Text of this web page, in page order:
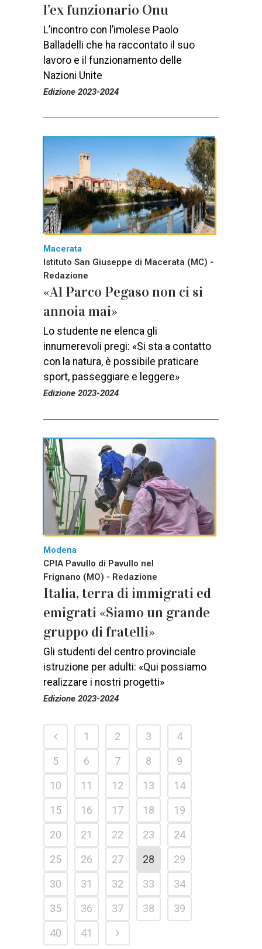
l’ex funzionario Onu
L’incontro con l’imolese Paolo
Balladelli che ha raccontato il suo
lavoro e il funzionamento delle
Nazioni Unite
Edizione 2023-2024
Macerata
Istituto San Giuseppe di Macerata (MC) -
Redazione
«Al Parco Pegaso non ci si
annoia mai»
Lo studente ne elenca gli
innumerevoli pregi: «Si sta a contatto
con la natura, è possibile praticare
sport, passeggiare e leggere»
Edizione 2023-2024
Modena
CPIA Pavullo di Pavullo nel
Frignano (MO) - Redazione
Italia, terra di immigrati ed
emigrati «Siamo un grande
gruppo di fratelli»
Gli studenti del centro provinciale
istruzione per adulti: «Qui possiamo
realizzare i nostri progetti»
Edizione 2023-2024
1 2 3
4
5
6 7 8
9
10
11 12 13
14
15
16 17 18
19
20
21 22 23
24
25
26 27 28
29
30
31 32 33
34
35
36 37 38
39
40
41